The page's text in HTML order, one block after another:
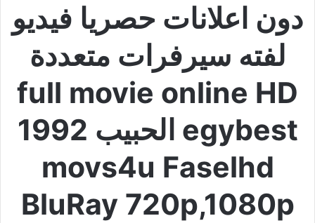
دون اعلانات حصريا فيديو
لفته سيرفرات متعددة
full movie online HD
egybest الحبيب 1992
movs4u Faselhd
BluRay 720p,1080p